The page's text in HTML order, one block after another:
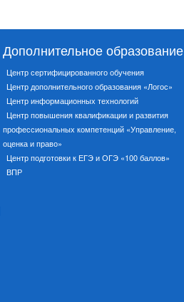
Дополнительное образование
Центр сертифицированного обучения
Центр дополнительного образования «Логос»
Центр информационных технологий
Центр повышения квалификации и развития
профессиональных компетенций «Управление,
оценка и право»
Центр подготовки к ЕГЭ и ОГЭ «100 баллов»
ВПР